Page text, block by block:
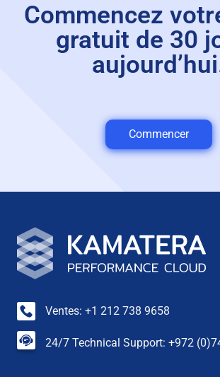
Commencez
gratuit de 30
Commencer
Ventes: +1 212 738 9658
24/7 Technical Support: +972